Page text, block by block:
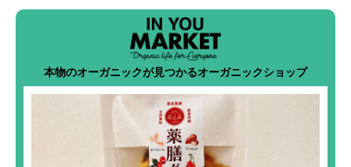
本物のオーガニックが見つかるオーガニックショップ